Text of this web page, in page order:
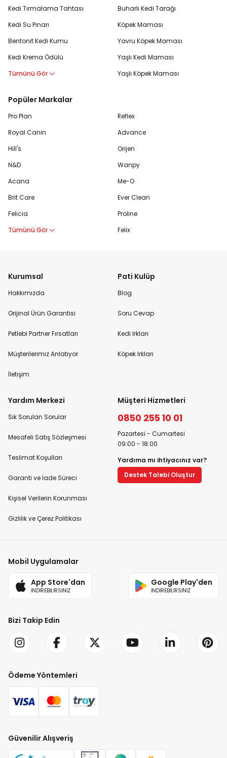
Kedi Tırmalama Tahtası
Kedi Su Pınarı
Bentonit Kedi Kumu
Kedi Krema Ödülü
Tümünü Gör
Buharlı Kedi Tarağı
Köpek Maması
Yavru Köpek Maması
Yaşlı Kedi Maması
Yaşlı Köpek Maması
Popüler Markalar
Pro Plan
Royal Canin
Hill's
N&D
Acana
Brit Care
Felicia
Tümünü Gör
Reflex
Advance
Orijen
Wanpy
Me-O
Ever Clean
Proline
Felix
Kurumsal
Hakkımızda
Orijinal Ürün Garantisi
Petlebi Partner Fırsatları
Müşterilerimiz Anlatıyor
İletişim
Pati Kulüp
Blog
Soru Cevap
Kedi Irkları
Köpek Irkları
Yardım Merkezi
Sık Sorulan Sorular
Mesafeli Satış Sözleşmesi
Teslimat Koşulları
Garanti ve İade Süreci
Kişisel Verilerin Korunması
Gizlilik ve Çerez Politikası
Müşteri Hizmetleri
0850 255 10 01
Pazartesi - Cumartesi
09:00 - 18:00
Yardıma mı ihtiyacınız var?
Destek Talebi Oluştur
Mobil Uygulamalar
App Store'dan
İNDİREBİLİRSİNİZ
Google Play'den
İNDİREBİLİRSİNİZ
Bizi Takip Edin
Ödeme Yöntemleri
Güvenilir Alışveriş